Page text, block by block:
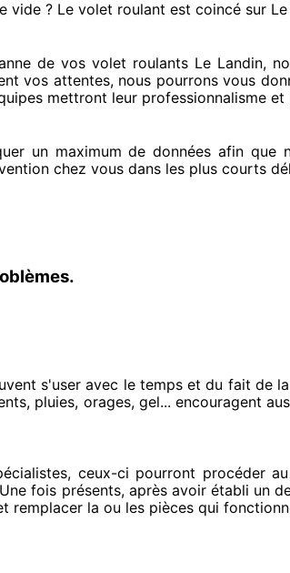
vide ? Le volet roulant est coincé sur
de vos volet roulants Le Landin,
vos attentes, nous pourrons vous
mettront leur professionnalisme et
un maximum de données afin que
chez vous dans les plus courts
s'user avec le temps et du fait de
pluies, orages, gel... encouragent
, ceux-ci pourront procéderau
fois présents, après avoir établi un
remplacer la ou les pièces qui